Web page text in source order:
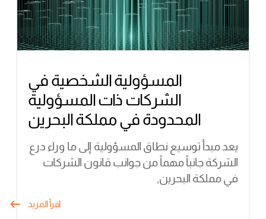
المسؤولية الشخصية في
الشركات ذات المسؤولية
المحدودة في مملكة البحرين
يعد مبدأ توسيع نطاق المسؤولية إلى ما وراء درع
الشركة جانباً مهماً من جوانب قانون الشركات
في مملكة البحرين,
اقرأ المزيد